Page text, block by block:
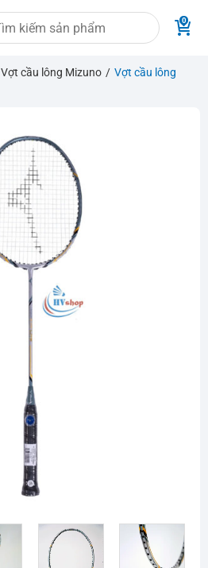
Vợt cầu lông Mizuno / Vợt cầu lông